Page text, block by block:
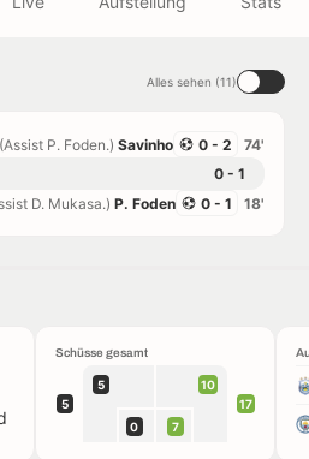
Alles sehen (11)
74'
0 - 2
(Assist P. Foden.) Savinho
0 - 1
18'
0 - 1
D. Mukasa.) P. Foden
Schüsse gesamt
5
5 10
0 7
17